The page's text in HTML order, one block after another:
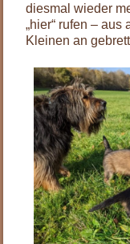
diesmal wieder
„hier“ rufen –
Kleinen an